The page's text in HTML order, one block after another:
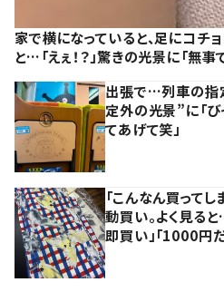
家で横になっていると、足にコチ
と…「えぇ！？」驚きの光景に「無事
出張で…列車の
定外の光景”に「び
てあげて笑」
「こんなん買って
動買い。よく見る
即買い」「1000円だ